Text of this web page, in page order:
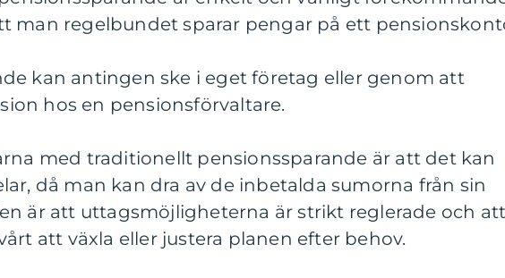
man regelbundet sparar pengar på ett
kan antingen ske i eget företag eller genom att
hos en pensionsförvaltare.
med traditionellt pensionssparande är att det kan
då man kan dra av de inbetalda sumorna från sin
är att uttagsmöjligheterna är strikt reglerade och
att växla eller justera planen efter behov.